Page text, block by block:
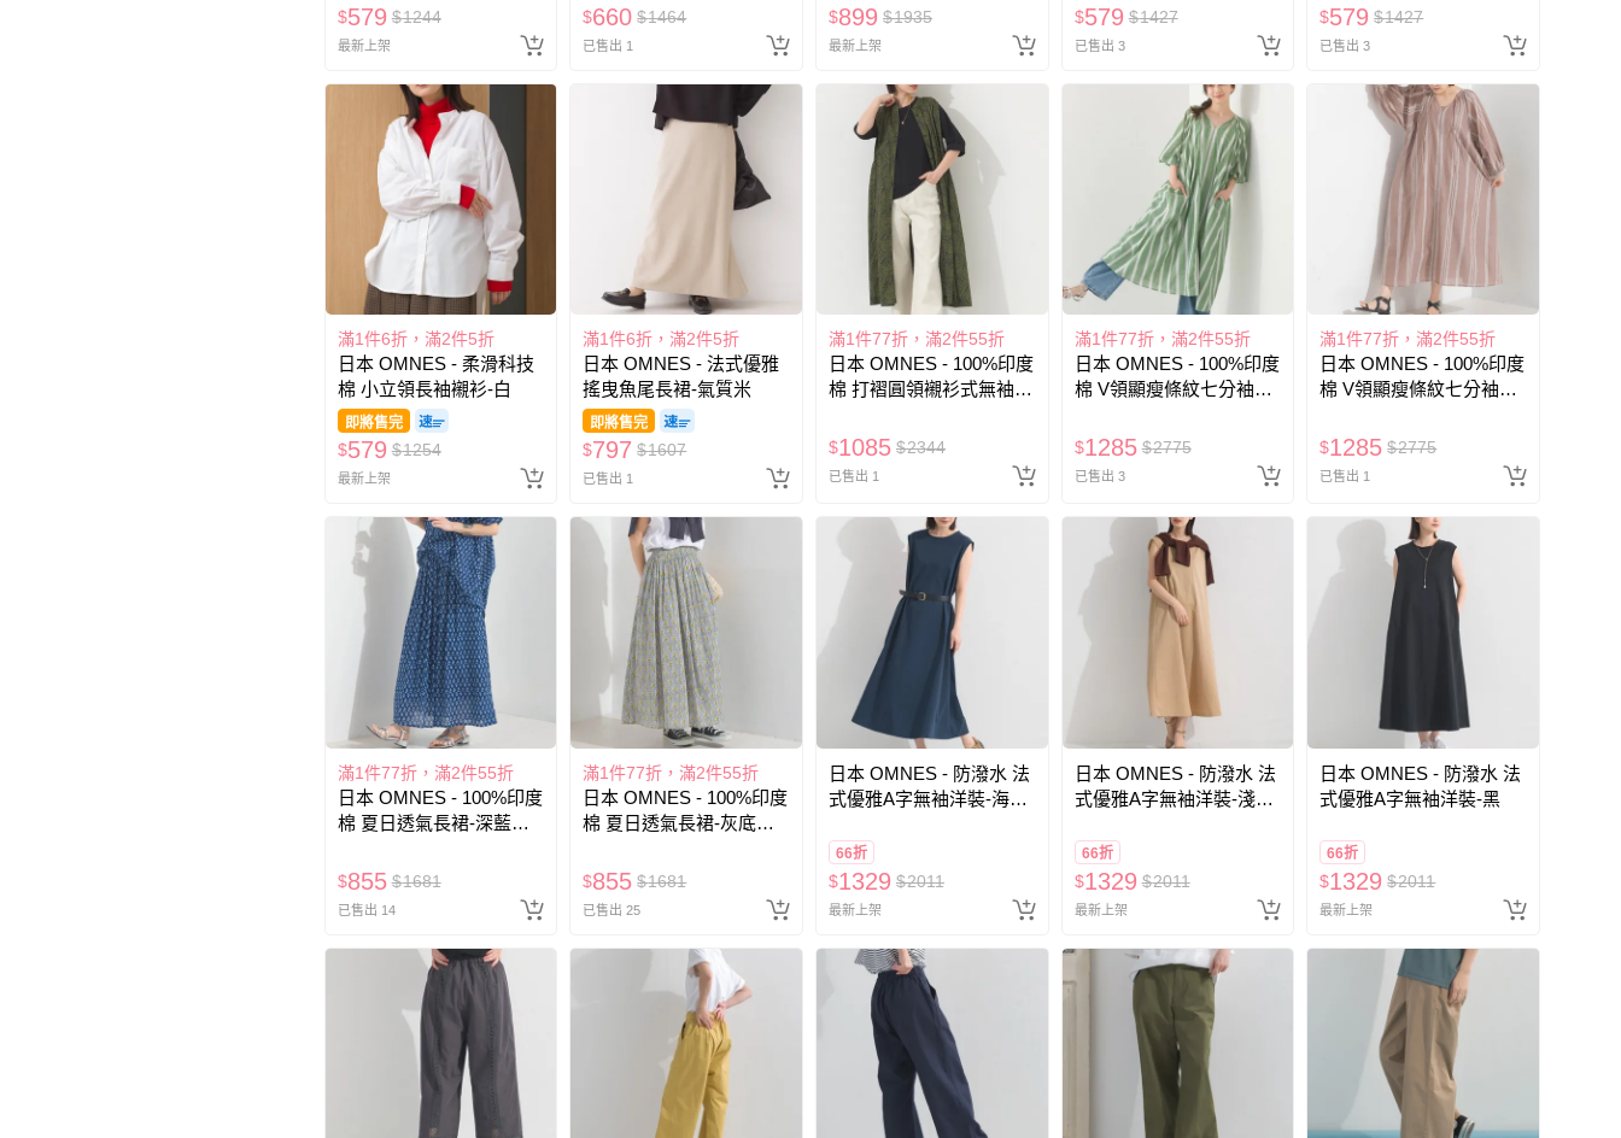
$579 $1244
最新上架
$660 $1464
已售出 1
$899 $1935
最新上架
$579 $1427
已售出 3
$579 $1427
已售出 3
滿1件6折，滿2件5折
日本 OMNES - 柔滑科技
棉 小立領長袖襯衫-白
即將售完
$579 $1254
最新上架
滿1件6折，滿2件5折
日本 OMNES - 法式優雅
搖曳魚尾長裙-氣質米
即將售完
$797 $1607
已售出 1
滿1件77折，滿2件55折
日本 OMNES - 100%印度
棉 打褶圓領襯衫式無袖洋
$1085 $2344
已售出 1
滿1件77折，滿2件55折
日本 OMNES - 100%印度
棉 V領顯瘦條紋七分袖洋
$1285 $2775
已售出 3
滿1件77折，滿2件55折
日本 OMNES - 100%印度
棉 V領顯瘦條紋七分袖洋
$1285 $2775
已售出 1
滿1件77折，滿2件55折
日本 OMNES - 100%印度
棉 夏日透氣長裙-深藍圖
$855 $1681
已售出 14
滿1件77折，滿2件55折
日本 OMNES - 100%印度
棉 夏日透氣長裙-灰底黃
$855 $1681
已售出 25
日本 OMNES - 防潑水 法
式優雅A字無袖洋裝-海軍
66折
$1329 $2011
最新上架
日本 OMNES - 防潑水 法
式優雅A字無袖洋裝-淺摩
66折
$1329 $2011
最新上架
日本 OMNES - 防潑水 法
式優雅A字無袖洋裝-黑
66折
$1329 $2011
最新上架